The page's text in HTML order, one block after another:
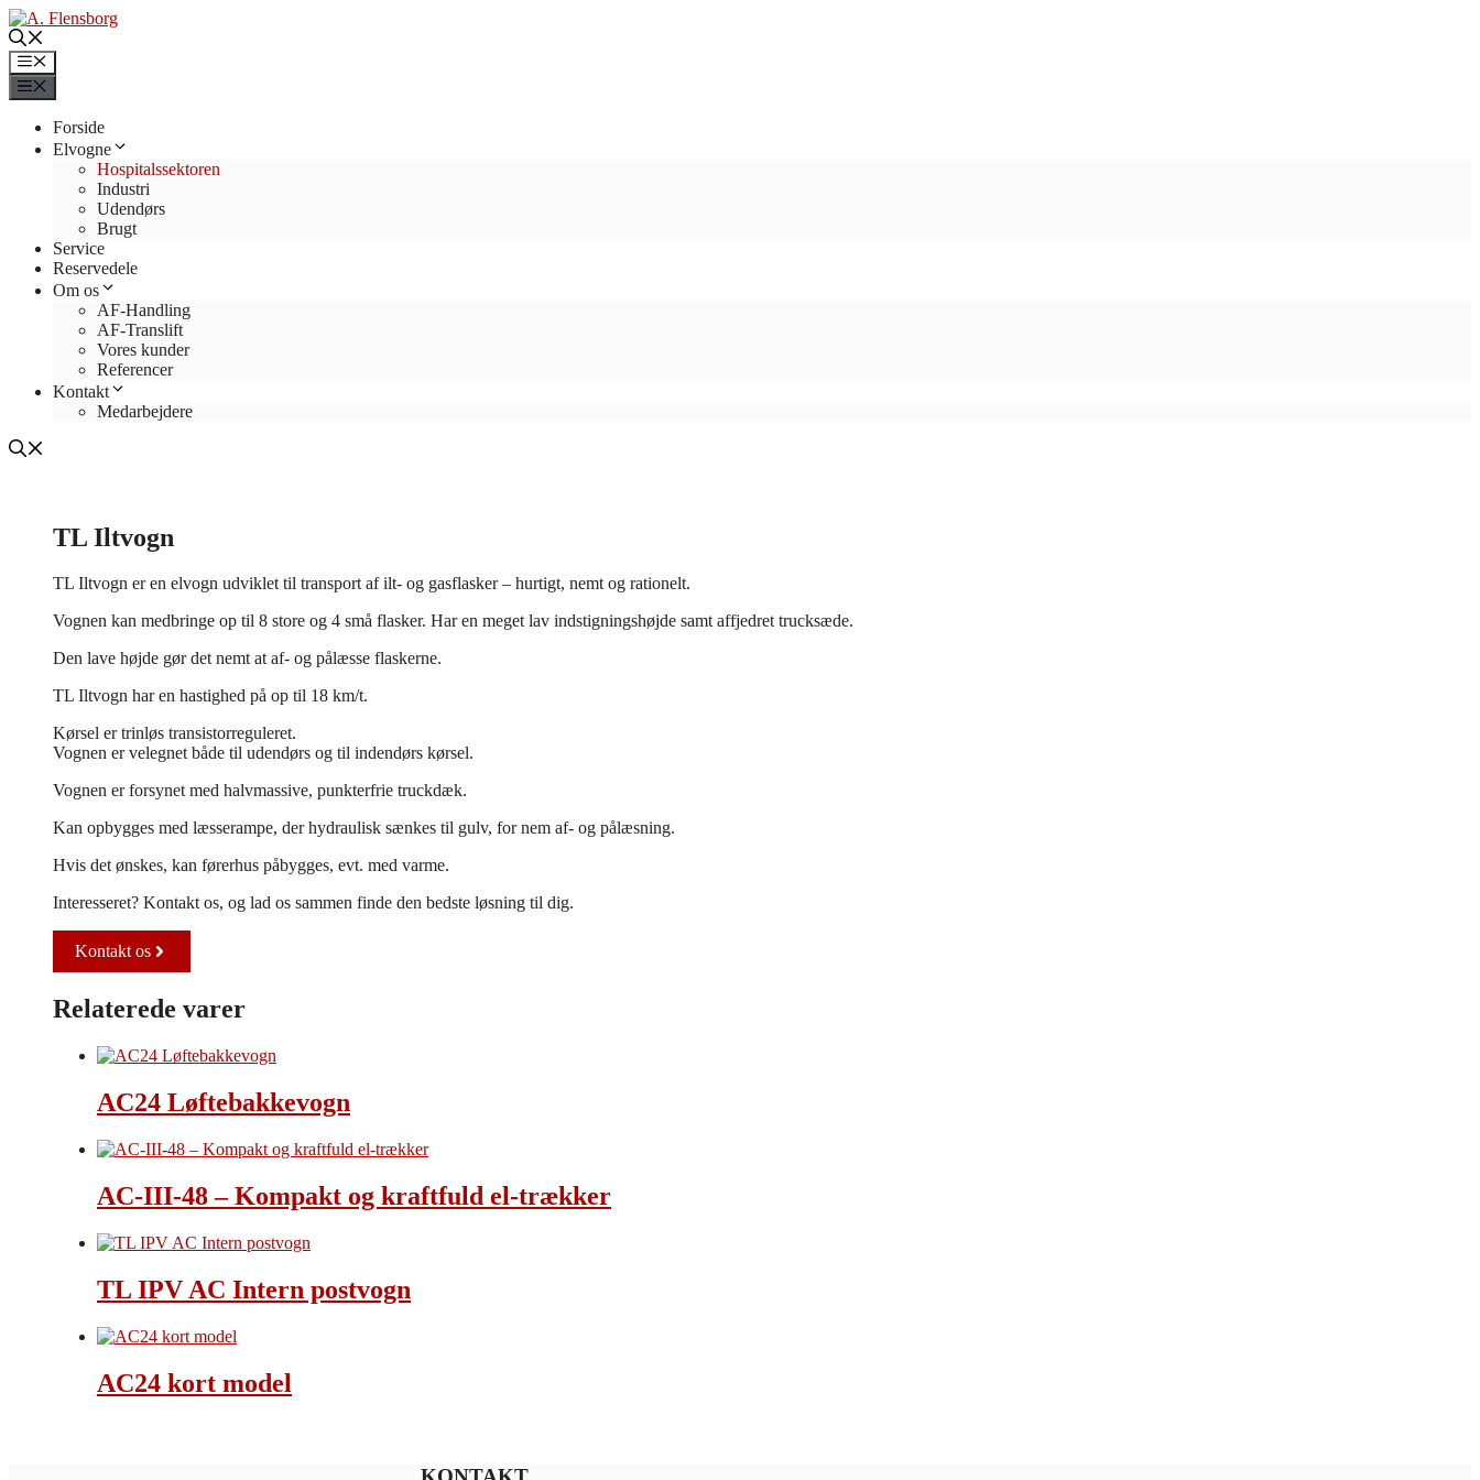
Hop
til
indholdMenu
Forside
Elvogne
Hospitalssektoren
Industri
Udendørs
Brugt
Service
Reservedele
Om os
AF-Handling
AF-Translift
Vores kunder
Referencer
Kontakt
Medarbejdere
TL Iltvogn
TL Iltvogn er en elvogn udviklet til transport af ilt- og gasflasker – hurtigt, nemt og rationelt.
Vognen kan medbringe op til 8 store og 4 små flasker. Har en meget lav indstigningshøjde samt affjedret trucksæde.
Den lave højde gør det nemt at af- og pålæsse flaskerne.
TL Iltvogn har en hastighed på op til 18 km/t.
Kørsel er trinløs transistorreguleret.
Vognen er velegnet både til udendørs og til indendørs kørsel.
Vognen er forsynet med halvmassive, punkterfrie truckdæk.
Kan opbygges med læsserampe, der hydraulisk sænkes til gulv, for nem af- og pålæsning.
Hvis det ønskes, kan førerhus påbygges, evt. med varme.
Interesseret? Kontakt os, og lad os sammen finde den bedste løsning til dig.
Kontakt os
Relaterede varer
AC24 Løftebakkevogn
AC-III-48 – Kompakt og kraftfuld el-trækker
TL IPV AC Intern postvogn
AC24 kort model